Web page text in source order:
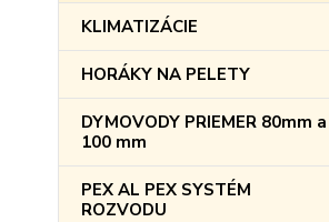
KLIMATIZÁCIE
HORÁKY NA PELETY
DYMOVODY PRIEMER 80mm a
100 mm
PEX AL PEX SYSTÉM
ROZVODU